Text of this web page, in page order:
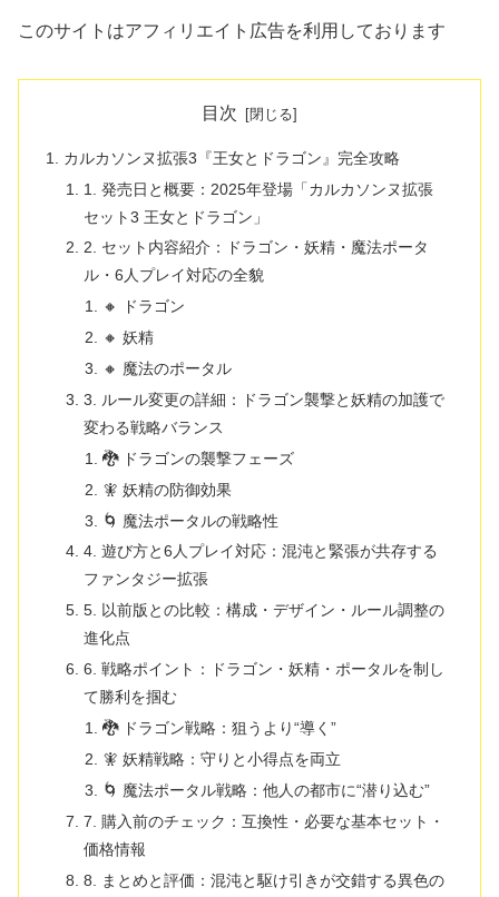
このサイトはアフィリエイト広告を利用しております
目次
カルカソンヌ拡張3『王女とドラゴン』完全攻略
1. 発売日と概要：2025年登場「カルカソンヌ拡張
セット3 王女とドラゴン」
2. セット内容紹介：ドラゴン・妖精・魔法ポータ
ル・6人プレイ対応の全貌
🔸 ドラゴン
🔸 妖精
🔸 魔法のポータル
3. ルール変更の詳細：ドラゴン襲撃と妖精の加護で
変わる戦略バランス
🐉 ドラゴンの襲撃フェーズ
🧚 妖精の防御効果
🌀 魔法ポータルの戦略性
4. 遊び方と6人プレイ対応：混沌と緊張が共存する
ファンタジー拡張
5. 以前版との比較：構成・デザイン・ルール調整の
進化点
6. 戦略ポイント：ドラゴン・妖精・ポータルを制し
て勝利を掴む
🐉 ドラゴン戦略：狙うより“導く”
🧚 妖精戦略：守りと小得点を両立
🌀 魔法ポータル戦略：他人の都市に“潜り込む”
7. 購入前のチェック：互換性・必要な基本セット・
価格情報
8. まとめと評価：混沌と駆け引きが交錯する異色の